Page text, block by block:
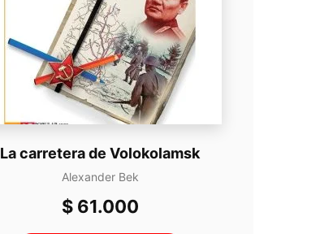
La carretera de Volokolamsk
Alexander Bek
$61.000